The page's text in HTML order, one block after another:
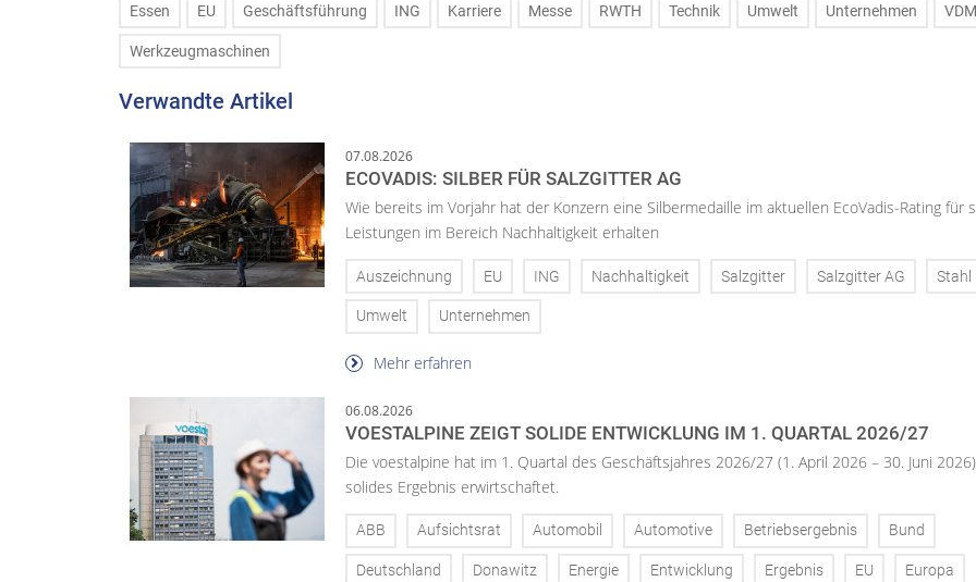
Essen EU Geschäftsführung ING Karriere Messe RWTH Technik Umwelt Unternehmen
Werkzeugmaschinen
Verwandte Artikel
07.08.2026
ECOVADIS: SILBER FÜR SALZGITTER AG
Wie bereits im Vorjahr hat der Konzern eine Silbermedaille im aktuellen EcoVadis-Rating für
Leistungen im Bereich Nachhaltigkeit erhalten
Auszeichnung EU ING Nachhaltigkeit Salzgitter Salzgitter AG Stahl
Umwelt Unternehmen
Mehr erfahren
06.08.2026
VOESTALPINE ZEIGT SOLIDE ENTWICKLUNG IM 1. QUARTAL 2026/27
Die voestalpine hat im 1. Quartal des Geschäftsjahres 2026/27 (1. April 2026 – 30. Juni
solides Ergebnis erwirtschaftet.
ABB Aufsichtsrat Automobil Automotive Betriebsergebnis Bund
Deutschland Donawitz Energie Entwicklung Ergebnis EU Europa